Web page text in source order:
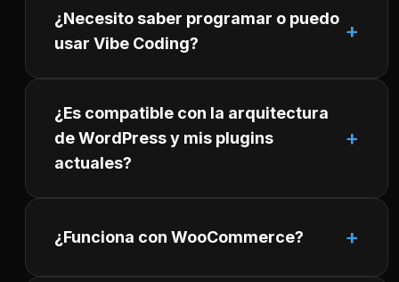
¿Necesito saber programar o puedo
usar Vibe Coding?
¿Es compatible con la arquitectura
de WordPress y mis plugins
actuales?
¿Funciona con WooCommerce?